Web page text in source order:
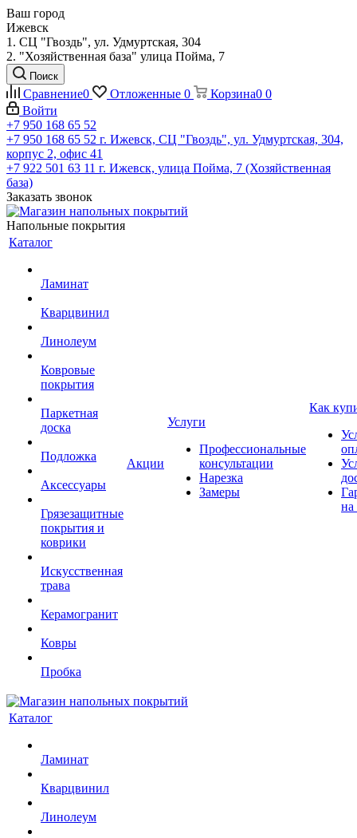
Ваш город
Ижевск
1. СЦ "Гвоздь", ул. Удмуртская, 304
2. "Хозяйственная база" улица Пойма, 7
Поиск
Сравнение0 Отложенные 0 Корзина0 0
Войти
+7 950 168 65 52
+7 950 168 65 52 г. Ижевск, СЦ "Гвоздь", ул. Удмуртская, 304,
корпус 2, офис 41
+7 922 501 63 11 г. Ижевск, улица Пойма, 7 (Хозяйственная
база)
Заказать звонок
Напольные покрытия
Каталог
Ламинат
Кварцвинил
Линолеум
Ковровые
покрытия
Паркетная
доска
Подложка
Аксессуары
Грязезащитные
покрытия и
коврики
Искусственная
трава
Керамогранит
Ковры
Пробка
Акции
Услуги
Профессиональные
консультации
Нарезка
Замеры
Как
на
Каталог
Ламинат
Кварцвинил
Линолеум